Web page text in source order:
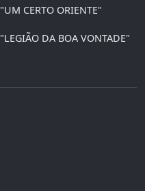
"UM CERTO ORIENTE"
"LEGIÃO DA BOA VONTADE"